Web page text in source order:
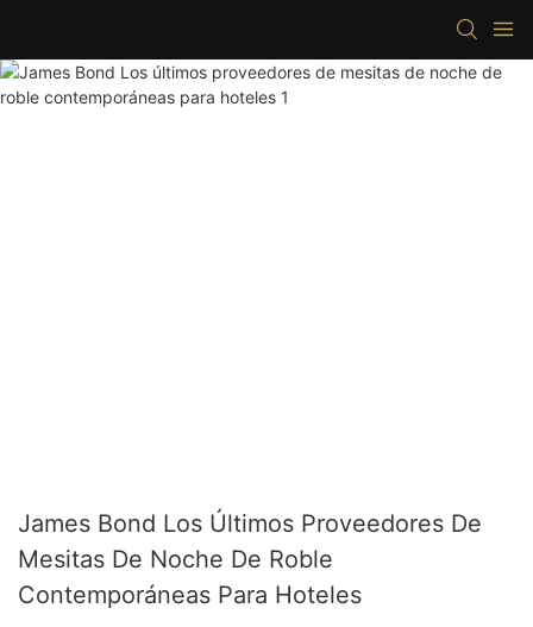
James Bond Los Últimos Proveedores De
Mesitas De Noche De Roble
Contemporáneas Para Hoteles